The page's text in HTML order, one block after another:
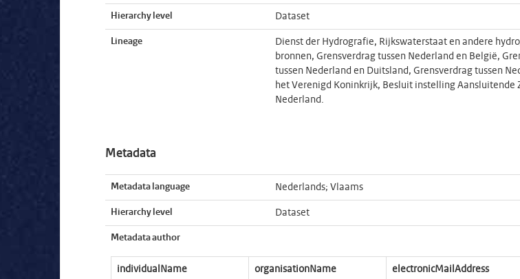
Hierarchy level Dataset
Lineage
Dienst der Hydrografie, Rijkswaterstaat en andere
bronnen, Grensverdrag tussen Nederland en België,
tussen Nederland en Duitsland, Grensverdrag tussen
het Verenigd Koninkrijk, Besluit instelling Aansluitende
Nederland.
Metadata
Metadata language Nederlands; Vlaams
Hierarchy level Dataset
Metadata author
individualName organisationName electronicMailAddress